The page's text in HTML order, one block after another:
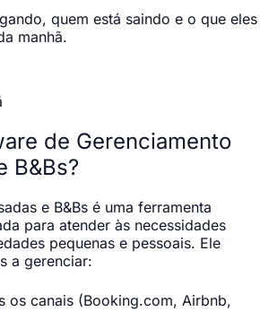
quem está saindo e o que eles
manhã.
de Gerenciamento
B&Bs?
e B&Bs é uma ferramenta
para atender às necessidades
pequenas e pessoais. Ele
a gerenciar:
os canais (Booking.com, Airbnb,